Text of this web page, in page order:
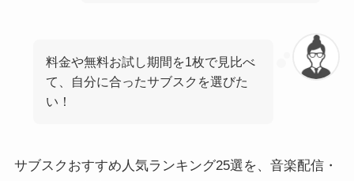
料金や無料お試し期間を1枚で見比べ
て、自分に合ったサブスクを選びた
い！
サブスクおすすめ人気ランキング25選を、音楽配信・